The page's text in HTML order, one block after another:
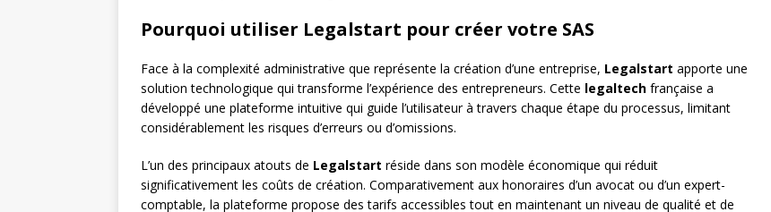
Pourquoi utiliser Legalstart pour créer votre SAS
Face à la complexité administrative que représente la création d’une entreprise, Legalstart apporte une
solution technologique qui transforme l’expérience des entrepreneurs. Cette legaltech française a
développé une plateforme intuitive qui guide l’utilisateur à travers chaque étape du processus, limitant
considérablement les risques d’erreurs ou d’omissions.
L’un des principaux atouts de Legalstart réside dans son modèle économique qui réduit
significativement les coûts de création. Comparativement aux honoraires d’un avocat ou d’un expert-
comptable, la plateforme propose des tarifs accessibles tout en maintenant un niveau de qualité et de